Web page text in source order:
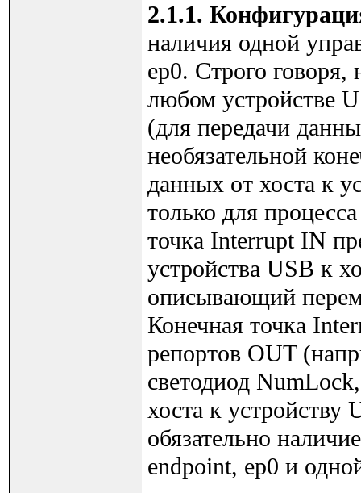
2.1.1.
наличия одной
ep0. Строго говоря,
любом устройстве
(для передачи
необязательной
данных от хоста к
только для
точка Interrupt IN
устройства USB к
описывающий
Конечная точка
репортов OUT
светодиод
хоста к
обязательно
endpoint, ep0 и